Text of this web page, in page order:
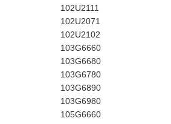
102U2111
102U2071
102U2102
103G6660
103G6680
103G6780
103G6890
103G6980
105G6660